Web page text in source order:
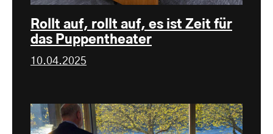
Rollt auf, rollt auf, es ist Zeit für
das Puppentheater
10.04.2025